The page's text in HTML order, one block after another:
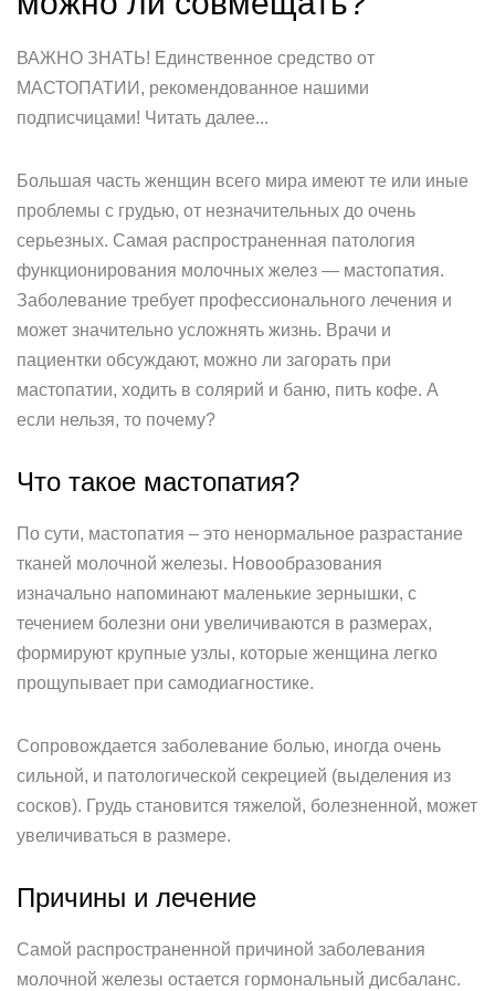
ВАЖНО ЗНАТЬ! Единственное средство от
МАСТОПАТИИ, рекомендованное нашими
подписчицами! Читать далее...
Большая часть женщин всего мира имеют те или иные
проблемы с грудью, от незначительных до очень
серьезных. Самая распространенная патология
функционирования молочных желез — мастопатия.
Заболевание требует профессионального лечения и
может значительно усложнять жизнь. Врачи и
пациентки обсуждают, можно ли загорать при
мастопатии, ходить в солярий и баню, пить кофе. А
если нельзя, то почему?
Что такое мастопатия?
По сути, мастопатия – это ненормальное разрастание
тканей молочной железы. Новообразования
изначально напоминают маленькие зернышки, с
течением болезни они увеличиваются в размерах,
формируют крупные узлы, которые женщина легко
прощупывает при самодиагностике.
Сопровождается заболевание болью, иногда очень
сильной, и патологической секрецией (выделения из
сосков). Грудь становится тяжелой, болезненной, может
увеличиваться в размере.
Причины и лечение
Самой распространенной причиной заболевания
молочной железы остается гормональный дисбаланс.